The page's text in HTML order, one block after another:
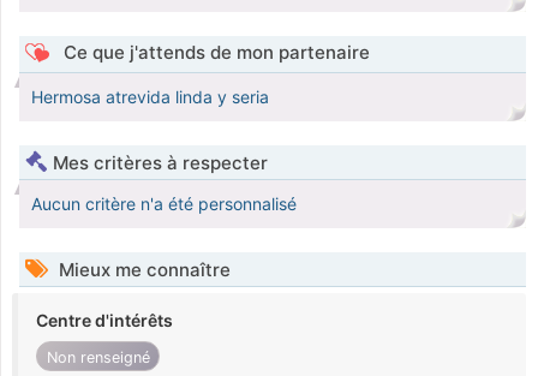
Ce que j'attends de mon partenaire
Hermosa atrevida linda y seria
Mes critères à respecter
Aucun critère n'a été personnalisé
Mieux me connaître
Centre d'intérêts
Non renseigné